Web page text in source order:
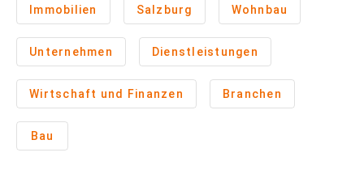
Immobilien Salzburg Wohnbau
Unternehmen Dienstleistungen
Wirtschaft und Finanzen Branchen
Bau